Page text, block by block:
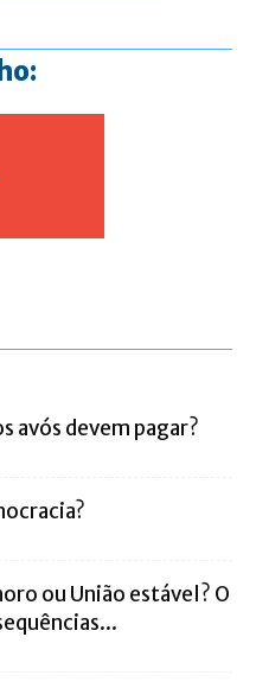
avós devem pagar?
ou União estável? O